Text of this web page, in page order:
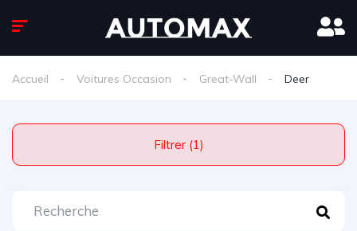
Accueil Voitures Occasion Great-Wall Deer
Filtrer (1)